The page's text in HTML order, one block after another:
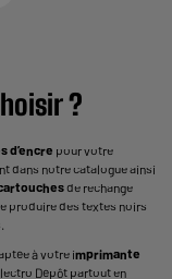
?
d’encre pour votre
dans notre catalogue ainsi
de rechange
produire des textes noirs
à votre imprimante
Dépôt partout en